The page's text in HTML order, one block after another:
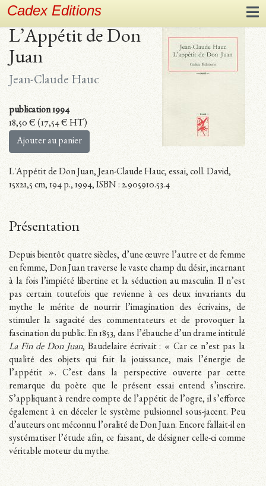
Cadex Editions
L’Appétit de Don
Juan
Jean-Claude Hauc
publication 1994
18,50 € (17,54€ HT)
Ajouter au panier
L'Appétit de Don Juan, Jean-Claude Hauc, essai, coll. David,
15x21,5 cm, 194 p., 1994, ISBN : 2.905910.53.4
Présentation
Depuis bientôt quatre siècles, d’une œuvre l’autre et de femme
en femme, Don Juan traverse le vaste champ du désir, incarnant
à la fois l’impiété libertine et la séduction au masculin. Il n’est
pas certain toutefois que revienne à ces deux invariants du
mythe le mérite de nourrir l’imagination des écrivains, de
stimuler la sagacité des commentateurs et de provoquer la
fascination du public. En 1853, dans l’ébauche d’un drame intitulé
La Fin de Don Juan, Baudelaire écrivait : « Car ce n’est pas la
qualité des objets qui fait la jouissance, mais l’énergie de
l’appétit ». C’est dans la perspective ouverte par cette
remarque du poète que le présent essai entend s’inscrire.
S’appliquant à rendre compte de l’appétit de l’ogre, il s’efforce
également à en déceler le système pulsionnel sous-jacent. Peu
d’auteurs ont méconnu l’oralité de Don Juan. Encore fallait-il en
systématiser l’étude afin, ce faisant, de désigner celle-ci comme
véritable moteur du mythe.